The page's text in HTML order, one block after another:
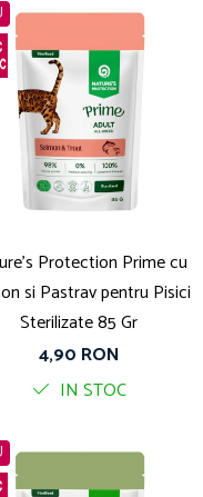
Protection Prime cu
si Pastrav pentru Pisici
Sterilizate 85 Gr
4,90 RON
IN STOC